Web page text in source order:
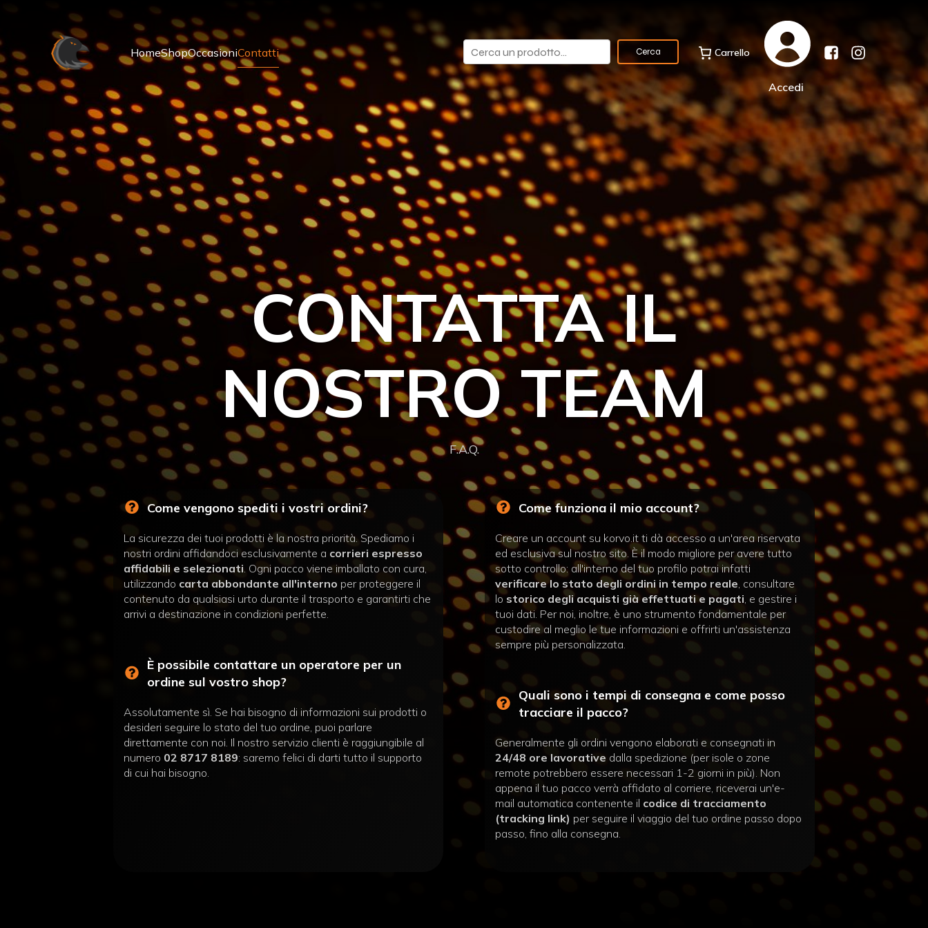
HomeShopOccasioniContatti Cerca Carrello
Accedi
CONTATTA IL
NOSTRO TEAM
F.A.Q.
Come vengono spediti i vostri ordini?
La sicurezza dei tuoi prodotti è la nostra priorità. Spediamo i
nostri ordini affidandoci esclusivamente a corrieri espresso
affidabili e selezionati . Ogni pacco viene imballato con cura,
utilizzando carta abbondante all'interno per proteggere il
contenuto da qualsiasi urto durante il trasporto e garantirti che
arrivi a destinazione in condizioni perfette.
È possibile contattare un operatore per un
ordine sul vostro shop?
Assolutamente sì. Se hai bisogno di informazioni sui prodotti o
desideri seguire lo stato del tuo ordine, puoi parlare
direttamente con noi. Il nostro servizio clienti è raggiungibile al
numero 02 8717 8189: saremo felici di darti tutto il supporto
di cui hai bisogno.
Come funziona il mio account?
Creare un account su korvo.it ti dà accesso a un'area riservata
ed esclusiva sul nostro sito. È il modo migliore per avere tutto
sotto controllo: all'interno del tuo profilo potrai infatti
verificare lo stato degli ordini in tempo reale , consultare
lostorico degli acquisti già effettuati e pagati , e gestire i
tuoi dati. Per noi, inoltre, è uno strumento fondamentale per
custodire al meglio le tue informazioni e offrirti un'assistenza
sempre più personalizzata.
Quali sono i tempi di consegna e come posso
tracciare il pacco?
Generalmente gli ordini vengono elaborati e consegnati in
24/48 ore lavorative dalla spedizione (per isole o zone
remote potrebbero essere necessari 1-2 giorni in più). Non
appena il tuo pacco verrà affidato al corriere, riceverai un'e-
mail automatica contenente il codice di tracciamento
(tracking link) per seguire il viaggio del tuo ordine passo dopo
passo, fino alla consegna.